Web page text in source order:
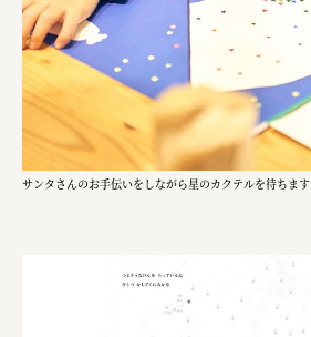
住友化学株式会社
株式会社リビタ
宗教法人圓能寺立 若草幼稚園
株式会社 照沼
食処くさの根
JR東日本クロスステーション
株式会社ハッチ
サンタさんのお手伝いをしながら星のカクテルを待ちます